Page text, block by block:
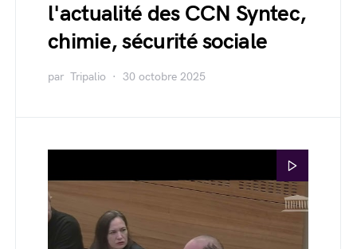
l'actualité des CCN Syntec,
chimie, sécurité sociale
par Tripalio 30 octobre 2025